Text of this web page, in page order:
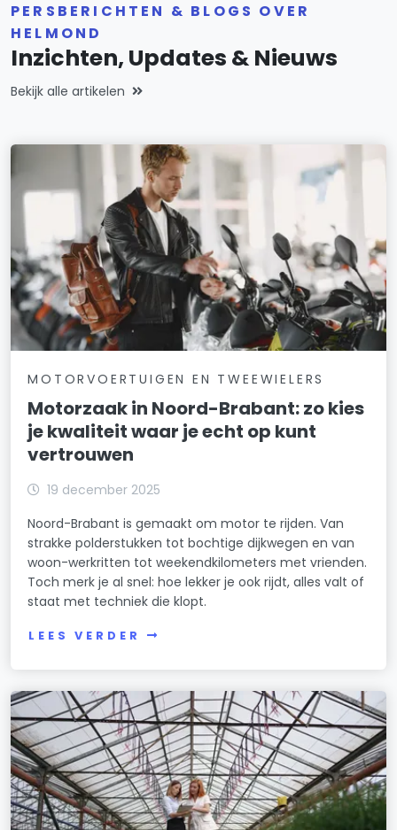
PERSBERICHTEN & BLOGS OVER
HELMOND
Inzichten, Updates & Nieuws
Bekijk alle artikelen
MOTORVOERTUIGEN EN TWEEWIELERS
Motorzaak in Noord-Brabant: zo kies
je kwaliteit waar je echt op kunt
vertrouwen
19 december 2025
Noord-Brabant is gemaakt om motor te rijden. Van
strakke polderstukken tot bochtige dijkwegen en van
woon-werkritten tot weekendkilometers met vrienden.
Toch merk je al snel: hoe lekker je ook rijdt, alles valt of
staat met techniek die klopt.
LEES VERDER